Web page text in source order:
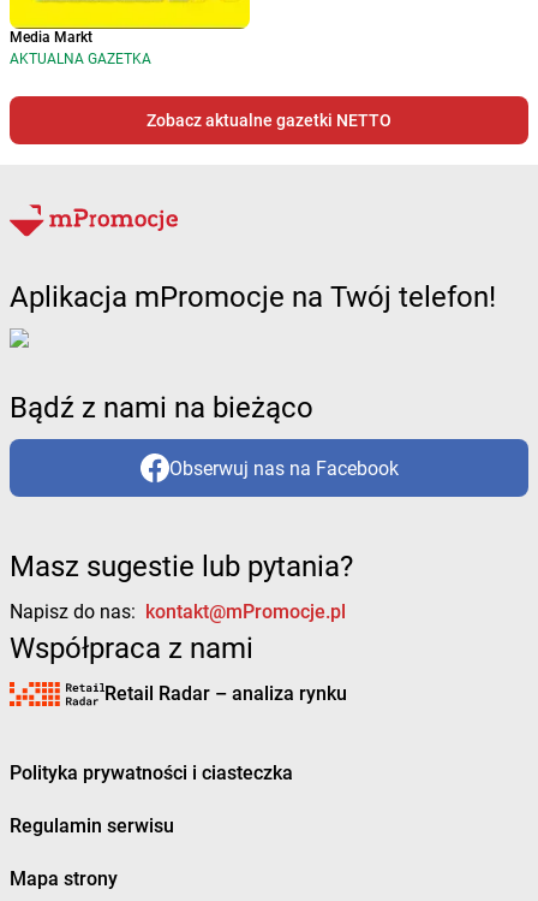
Media Markt
AKTUALNA GAZETKA
Zobacz aktualne gazetki NETTO
Aplikacja mPromocje na Twój telefon!
Bądź z nami na bieżąco
Obserwuj nas na Facebook
Masz sugestie lub pytania?
Napisz do nas: kontakt@mPromocje.pl
Współpraca z nami
Retail Radar – analiza rynku
Polityka prywatności i ciasteczka
Regulamin serwisu
Mapa strony